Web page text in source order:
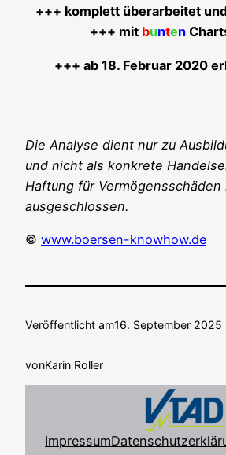
+++ kom­plett über­ar­bei­tet
+++ mit bunten
+++ ab 18. Febru­ar 2020
Die Ana­ly­se dient nur zu
und nicht als kon­kre­te
Haf­tung für Ver­mö­gens­schä­den
ausgeschlossen.
© www.boersen-knowhow.de
Veröffentlicht am16. September 2025
vonKarin Roller
Impressum